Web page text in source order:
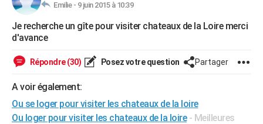
Essais
Réserver un essai
Citadines
Berlines
SUV
Forum auto
HIGH-TECH
Mobiles
Meilleur smartphone
Internet
Ordinateurs
Jeux vidéo
Guide high-tech
+BRICOLAGE
Forum
Aménagement intérieur
Extérieur
Cuisine
Salle de bains
Jardinage
Rangement
WEEK-END
Guides de France
Escapades
Patrimoine
Expositions
Musées
Week-end nature
+LIFESTYLE
Art de vivre
Bien-être
Loisirs
Mode
Modes de vie
SANTE
Emilie - 9 juin 2015 à 10:39
Je recherche un gîte pour visiter chateaux de la Loire merci
d'avance
Répondre (30) Posez votre question Partager
A voir également:
Ou se loger pour visiter les chateaux de la loire
Ou loger pour visiter les chateaux de la loire - Meilleures